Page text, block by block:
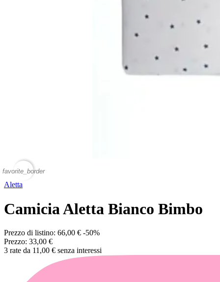
favorite_border
Aletta
Camicia Aletta Bianco Bimbo
Prezzo di listino: 66,00 € -50%
Prezzo: 33,00 €
3 rate da 11,00 € senza interessi